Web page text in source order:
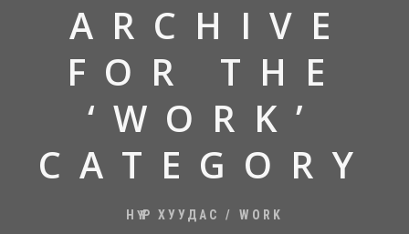
ARCHIVE
FOR THE
‘WORK’
CATEGORY
НҮҮР ХУУДАС / WORK